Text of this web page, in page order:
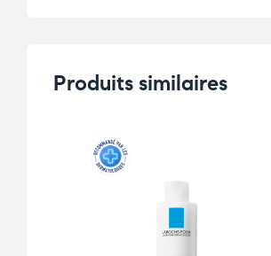
Produits similaires